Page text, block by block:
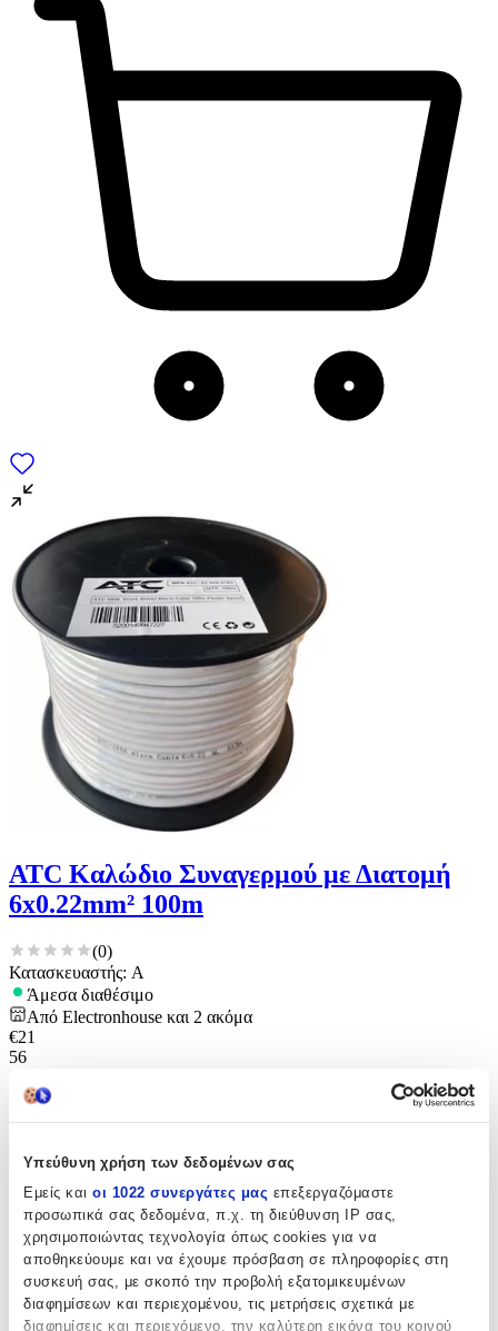
Υπεύθυνη χρήση των δεδομένων σας
Εμείς και οι 1022 συνεργάτες μας επεξεργαζόμαστε
προσωπικά σας δεδομένα, π.χ. τη διεύθυνση IP σας,
χρησιμοποιώντας τεχνολογία όπως cookies για να
αποθηκεύουμε και να έχουμε πρόσβαση σε πληροφορίες στη
συσκευή σας, με σκοπό την προβολή εξατομικευμένων
διαφημίσεων και περιεχομένου, τις μετρήσεις σχετικά με
διαφημίσεις και περιεχόμενο, την καλύτερη εικόνα του κοινού
ATC Καλώδιο Συναγερμού με Διατομή
6x0.22mm² 100m
(0)
Κατασκευαστής: A
Άμεσα διαθέσιμο
Από Electronhouse και 2 ακόμα
€21
56